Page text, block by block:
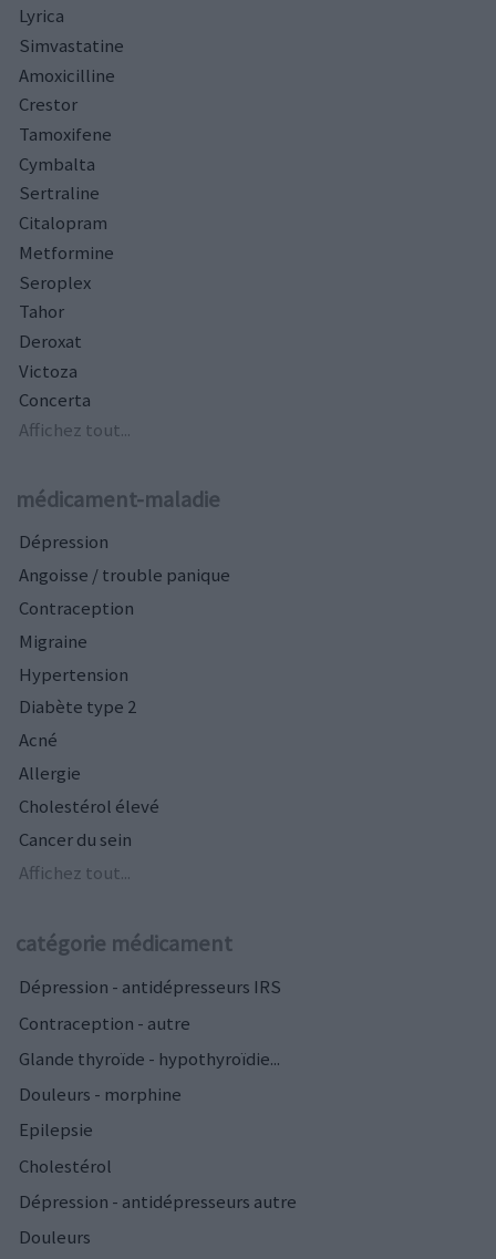
Lyrica
Simvastatine
Amoxicilline
Crestor
Tamoxifene
Cymbalta
Sertraline
Citalopram
Metformine
Seroplex
Tahor
Deroxat
Victoza
Concerta
Affichez tout...
médicament-maladie
Dépression
Angoisse / trouble panique
Contraception
Migraine
Hypertension
Diabète type 2
Acné
Allergie
Cholestérol élevé
Cancer du sein
Affichez tout...
catégorie médicament
Dépression - antidépresseurs IRS
Contraception - autre
Glande thyroïde - hypothyroïdie...
Douleurs - morphine
Epilepsie
Cholestérol
Dépression - antidépresseurs autre
Douleurs